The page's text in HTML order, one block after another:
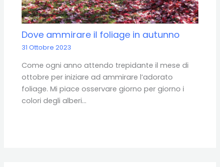
Dove ammirare il foliage in autunno
31 Ottobre 2023
Come ogni anno attendo trepidante il mese di
ottobre per iniziare ad ammirare l’adorato
foliage. Mi piace osservare giorno per giorno i
colori degli alberi…